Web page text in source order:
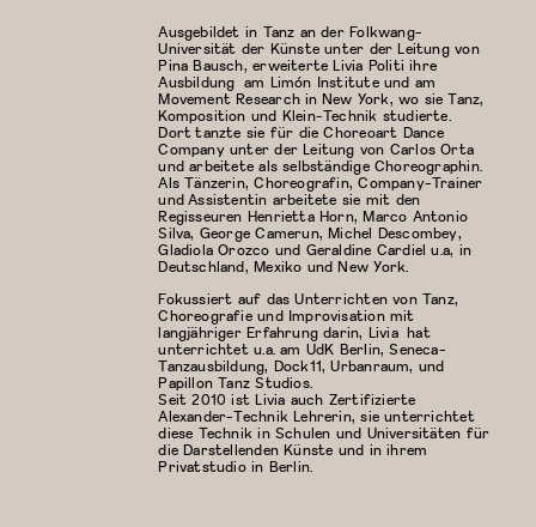
Ausgebildet in Tanz an der Folkwang-
Universität der Künste unter der Leitung von
Pina Bausch, erweiterte Livia Politi ihre
Ausbildung am Limón Institute und am
Movement Research in New York, wo sie Tanz,
Komposition und Klein-Technik studierte.
Dort tanzte sie für die Choreoart Dance
Company unter der Leitung von Carlos Orta
und arbeitete als selbständige Choreographin.
Als Tänzerin, Choreografin, Company-Trainer
und Assistentin arbeitete sie mit den
Regisseuren Henrietta Horn, Marco Antonio
Silva, George Camerun, Michel Descombey,
Gladiola Orozco und Geraldine Cardiel u.a, in
Deutschland, Mexiko und New York.
Fokussiert auf das Unterrichten von Tanz,
Choreografie und Improvisation mit
langjähriger Erfahrung darin, Livia hat
unterrichtet u.a. am UdK Berlin, Seneca-
Tanzausbildung, Dock11, Urbanraum, und
Papillon Tanz Studios.
Seit 2010 ist Livia auch Zertifizierte
Alexander-Technik Lehrerin, sie unterrichtet
diese Technik in Schulen und Universitäten für
die Darstellenden Künste und in ihrem
Privatstudio in Berlin.